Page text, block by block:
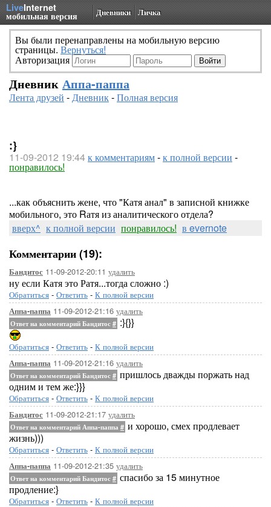
LiveInternet
мобильная версия Дневники Личка
Вы были перенаправлены на мобильную версию
страницы. Вернуться!
Авторизация
Дневник Аппа-паппа
Лента друзей -Дневник-Полная версия
:}
11-09-2012 19:44к комментариям-к полной версии -
понравилось!
...как объяснить жене, что "Катя анал" в записной книжке
мобильного, это Rатя из аналитического отдела?
вверх^ к полной версии понравилось! в evernote
Комментарии (19):
Бандитос 11-09-2012-20:11 удалить
ну если Катя это Ратя...тогда сложно :)
Обратиться - Ответить - К полной версии
Аппа-паппа 11-09-2012-21:16 удалить
Ответ на комментарий Бандитос # :}{}}
Обратиться - Ответить - К полной версии
Аппа-паппа 11-09-2012-21:16 удалить
Ответ на комментарий Бандитос # пришлось дважды поржать над
одним и тем же:}}}
Обратиться - Ответить - К полной версии
Бандитос 11-09-2012-21:17 удалить
Ответ на комментарий Аппа-паппа # и хорошо, смех продлевает
жизнь)))
Обратиться - Ответить - К полной версии
Аппа-паппа 11-09-2012-21:35 удалить
Ответ на комментарий Бандитос # спасибо за 15 минутное
продление:}
Обратиться - Ответить - К полной версии